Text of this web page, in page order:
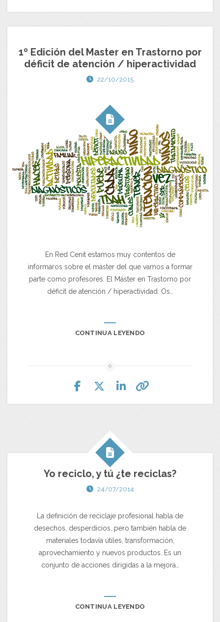
1º Edición del Master en Trastorno por
déficit de atención / hiperactividad
22/10/2015
En Red Cenit estamos muy contentos de
informaros sobre el máster del que vamos a formar
parte como profesores. El Máster en Trastorno por
déficit de atención / hiperactividad. Os…
CONTINUA LEYENDO
Yo reciclo, y tú ¿te reciclas?
24/07/2014
La definición de reciclaje profesional habla de
desechos, desperdicios, pero también habla de
materiales todavía útiles, transformación,
aprovechamiento y nuevos productos. Es un
conjunto de acciones dirigidas a la mejora…
CONTINUA LEYENDO